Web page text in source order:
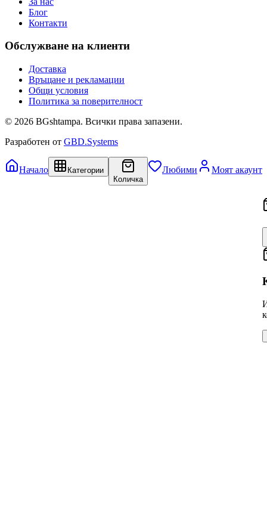
Блог
Контакти
Обслужване на клиенти
Доставка
Връщане и рекламации
Общи условия
Политика за поверителност
© 2026 BGshtampa. Всички права запазени.
Разработен от GBD.Systems
Начало
Категории
Количка
Любими Моят акаунт